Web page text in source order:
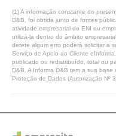
(1) A informação constante do
D&B, foi obtida junto de fontes
atividade empresarial do ENI ou
utilizá-la dentro do âmbito
detete algum erro poderá solicitar a
Serviço de Apoio ao Cliente
publicado ou redistribuído, total ou
D&B. A Informa D&B tem a sua
Proteção de Dados (Autorização Nº